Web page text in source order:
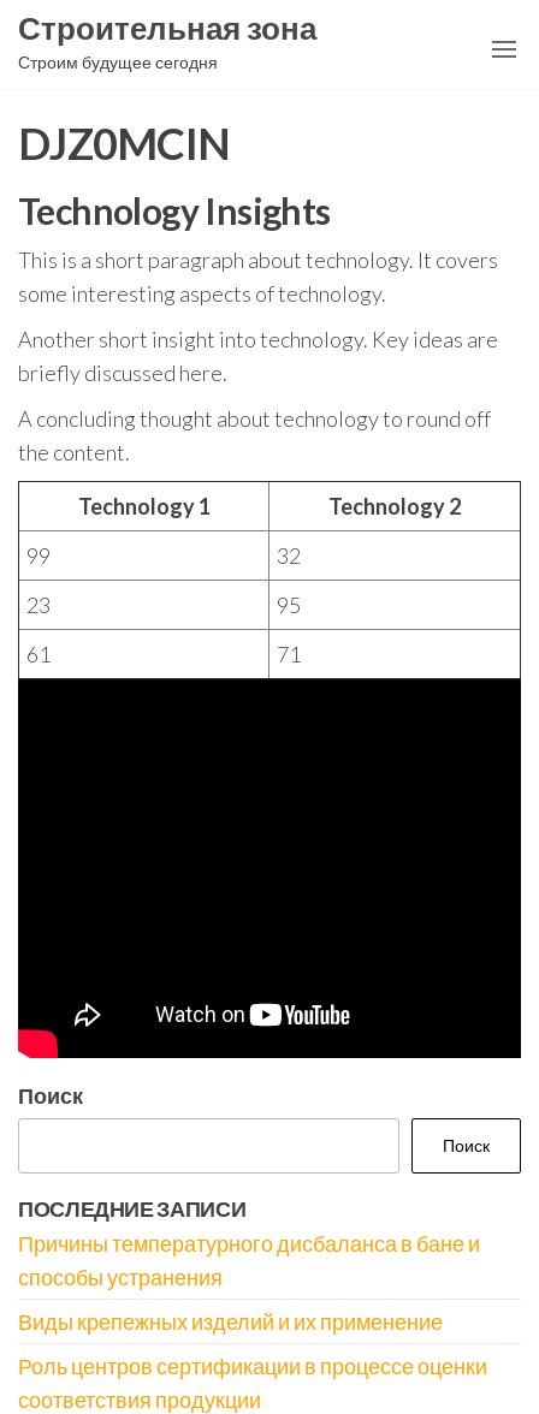
Перейти
Строительная зона
Строим будущее сегодня
DJZ0MCIN
Technology Insights
This is a short paragraph about technology. It covers
some interesting aspects of technology.
Another short insight into technology. Key ideas are
briefly discussed here.
A concluding thought about technology to round off
the content.
Technology 1
Technology 2
99
32
23
95
61
71
Поиск
Поиск
ПОСЛЕДНИЕ ЗАПИСИ
Причины температурного дисбаланса в бане и
способы устранения
Виды крепежных изделий и их применение
Роль центров сертификации в процессе оценки
соответствия продукции